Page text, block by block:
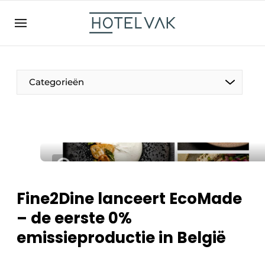
EN
NL
EN
FR
Categorieën
Projecten
HR & Personeel
Fine2Dine lanceert EcoMade
– de eerste 0%
emissieproductie in België